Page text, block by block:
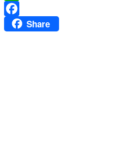
WhatsApp
FacebookShare